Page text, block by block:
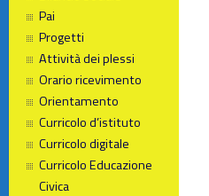
Pai
Progetti
Attività dei plessi
Orario ricevimento
Orientamento
Curricolo d’istituto
Curricolo digitale
Curricolo Educazione
Civica